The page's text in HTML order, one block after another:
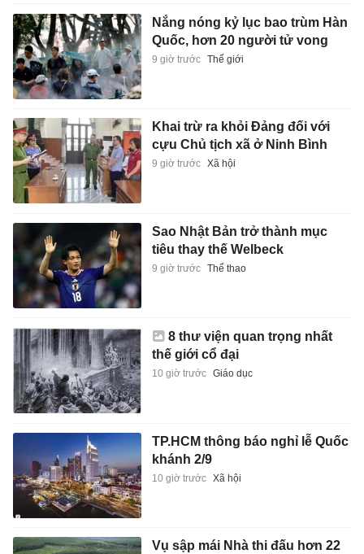
Nắng nóng kỷ lục bao trùm Hàn
Quốc, hơn 20 người tử vong
9 giờ trước Thế giới
Khai trừ ra khỏi Đảng đối với
cựu Chủ tịch xã ở Ninh Bình
9 giờ trước Xã hội
Sao Nhật Bản trở thành mục
tiêu thay thế Welbeck
9 giờ trước Thể thao
8 thư viện quan trọng nhất
thế giới cổ đại
10 giờ trước Giáo dục
TP.HCM thông báo nghỉ lễ Quốc
khánh 2/9
10 giờ trước Xã hội
Vụ sập mái Nhà thi đấu hơn 22